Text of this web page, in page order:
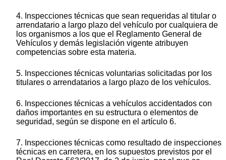
4. Inspecciones técnicas que sean requeridas al titular o
arrendatario a largo plazo del vehículo por cualquiera de
los organismos a los que el Reglamento General de
Vehículos y demás legislación vigente atribuyen
competencias sobre esta materia.
5. Inspecciones técnicas voluntarias solicitadas por los
titulares o arrendatarios a largo plazo de los vehículos.
6. Inspecciones técnicas a vehículos accidentados con
daños importantes en su estructura o elementos de
seguridad, según se dispone en el artículo 6.
7. Inspecciones técnicas como resultado de inspecciones
técnicas en carretera, en los supuestos previstos por el